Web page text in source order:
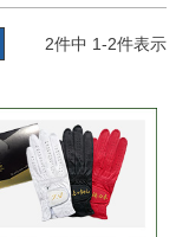
2件中 1-2件表示